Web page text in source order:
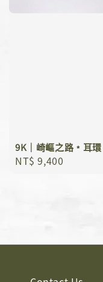
9K｜崎嶇之路﹡耳環
Regular
NT$ 9,400